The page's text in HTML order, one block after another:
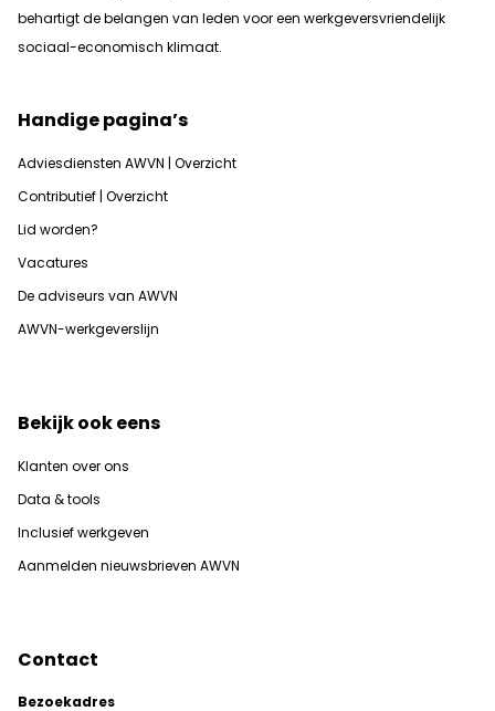
behartigt de belangen van leden voor een werkgeversvriendelijk
sociaal-economisch klimaat.
Handige pagina’s
Adviesdiensten AWVN | Overzicht
Contributief | Overzicht
Lid worden?
Vacatures
De adviseurs van AWVN
AWVN-werkgeverslijn
Bekijk ook eens
Klanten over ons
Data & tools
Inclusief werkgeven
Aanmelden nieuwsbrieven AWVN
Contact
Bezoekadres